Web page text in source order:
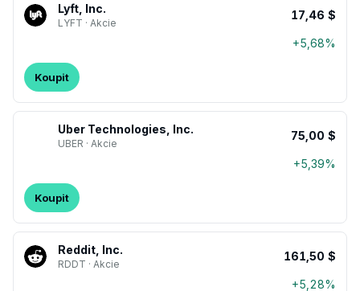
Lyft, Inc.
LYFT · Akcie
17,46 $
+5,68%
Koupit
Uber Technologies, Inc.
UBER · Akcie
75,00 $
+5,39%
Koupit
Reddit, Inc.
RDDT · Akcie
161,50 $
+5,28%